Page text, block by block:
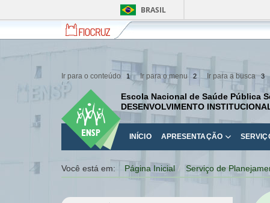
BRASIL
Fiocruz
Fale
com
Fiocruz
Ir para o conteúdo 1 Ir para o menu 2 Ir para a busca 3
Escola Nacional de Saúde Pública
DESENVOLVIMENTO
INÍCIO APRESENTAÇÃO
Você está em: Página Inicial Serviço de